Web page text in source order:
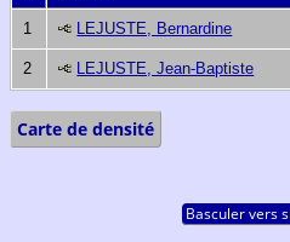
1 LEJUSTE, Bernardine
2 LEJUSTE, Jean-Baptiste
Carte de densité
Basculer vers